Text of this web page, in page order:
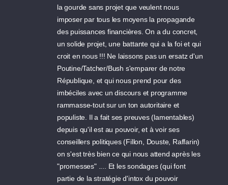
la gourde sans projet que veulent nous
imposer par tous les moyens la propagande
des puissances financières. On a du concret,
un solide projet, une battante qui a la foi et qui
croit en nous !!! Ne laissons pas un ersatz d'un
Poutine/Tatcher/Bush s'emparer de notre
République, et qui nous prend pour des
imbéciles avec un discours et programme
rammasse-tout sur un ton autoritaire et
populiste. Il a fait ses preuves (lamentables)
depuis qu'il est au pouvoir, et à voir ses
conseillers politiques (Fillon, Douste, Raffarin)
on s'est très bien ce qui nous attend après les
"promesses" .... Et les sondages (qui font
partie de la stratégie d'intox du pouvoir